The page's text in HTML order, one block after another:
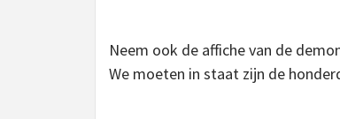
Neem ook de affiche van de
We moeten in staat zijn de